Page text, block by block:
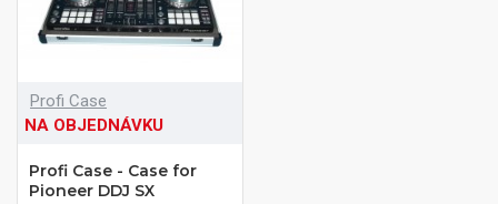
Profi Case
NA OBJEDNÁVKU
Profi Case - Case for
Pioneer DDJ SX